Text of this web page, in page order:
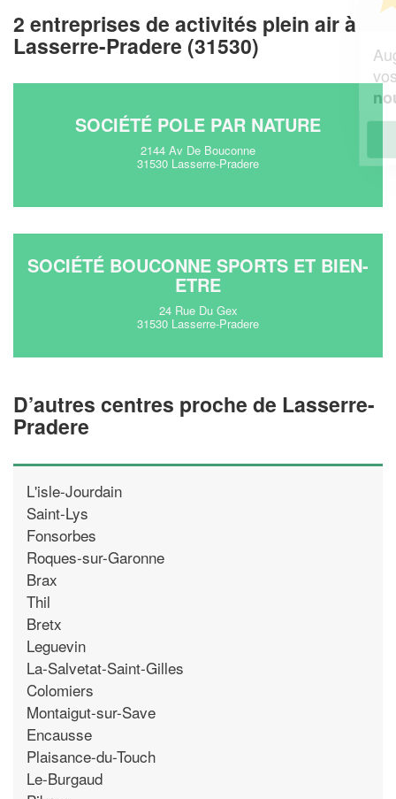
2 entreprises de activités plein air à
Lasserre-Pradere (31530)
SOCIÉTÉ POLE PAR NATURE
2144 Av De Bouconne
31530 Lasserre-Pradere
SOCIÉTÉ BOUCONNE SPORTS ET BIEN-
ETRE
24 Rue Du Gex
31530 Lasserre-Pradere
D’autres centres proche de Lasserre-
Pradere
L'isle-Jourdain
Saint-Lys
Fonsorbes
Roques-sur-Garonne
Brax
Thil
Bretx
Leguevin
La-Salvetat-Saint-Gilles
Colomiers
Montaigut-sur-Save
Encausse
Plaisance-du-Touch
Le-Burgaud
Augmentez votre chiffre d'affaires
En savoir plus